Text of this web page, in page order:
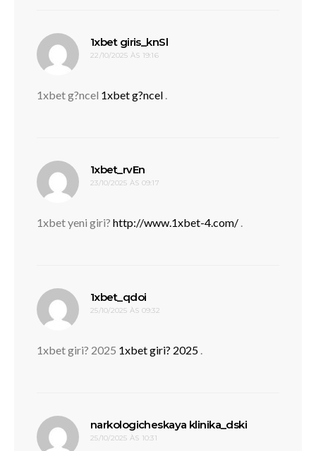
1xbet giris_knSl
22/10/2025 ÀS 19:16
1xbet g?ncel 1xbet g?ncel .
1xbet_rvEn
23/10/2025 ÀS 09:17
1xbet yeni giri? http://www.1xbet-4.com/ .
1xbet_qdoi
25/10/2025 ÀS 09:32
1xbet giri? 2025 1xbet giri? 2025 .
narkologicheskaya klinika_dski
25/10/2025 ÀS 10:31